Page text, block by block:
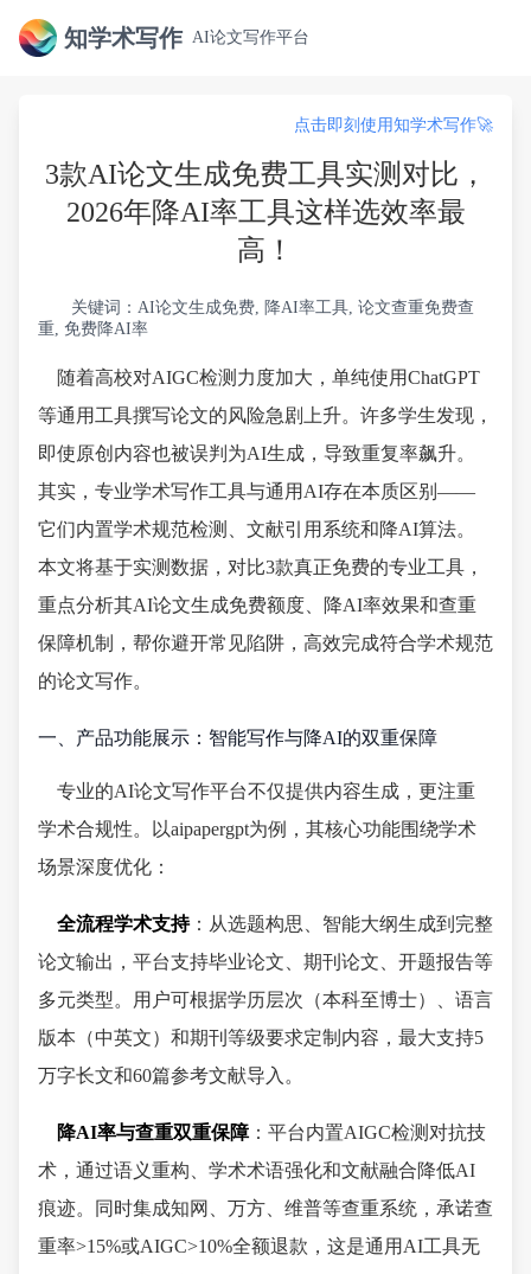
知学术写作 AI论文写作平台
点击即刻使用知学术写作🚀
3款AI论文生成免费工具实测对比，
2026年降AI率工具这样选效率最
高！
关键词：AI论文生成免费, 降AI率工具, 论文查重免费查
重, 免费降AI率
随着高校对AIGC检测力度加大，单纯使用ChatGPT
等通用工具撰写论文的风险急剧上升。许多学生发现，
即使原创内容也被误判为AI生成，导致重复率飙升。
其实，专业学术写作工具与通用AI存在本质区别——
它们内置学术规范检测、文献引用系统和降AI算法。
本文将基于实测数据，对比3款真正免费的专业工具，
重点分析其AI论文生成免费额度、降AI率效果和查重
保障机制，帮你避开常见陷阱，高效完成符合学术规范
的论文写作。
一、产品功能展示：智能写作与降AI的双重保障
专业的AI论文写作平台不仅提供内容生成，更注重
学术合规性。以aipapergpt为例，其核心功能围绕学术
场景深度优化：
全流程学术支持：从选题构思、智能大纲生成到完整
论文输出，平台支持毕业论文、期刊论文、开题报告等
多元类型。用户可根据学历层次（本科至博士）、语言
版本（中英文）和期刊等级要求定制内容，最大支持5
万字长文和60篇参考文献导入。
降AI率与查重双重保障：平台内置AIGC检测对抗技
术，通过语义重构、学术术语强化和文献融合降低AI
痕迹。同时集成知网、万方、维普等查重系统，承诺查
重率>15%或AIGC>10%全额退款，这是通用AI工具无